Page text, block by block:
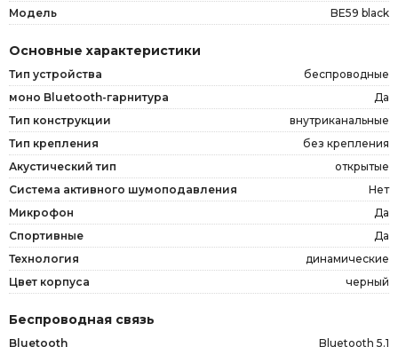
Модель
BE59 black
Основные характеристики
Тип устройства
беспроводные
моно Bluetooth-гарнитура
Да
Тип конструкции
внутриканальные
Тип крепления
без крепления
Акустический тип
открытые
Система активного шумоподавления
Нет
Микрофон
Да
Спортивные
Да
Технология
динамические
Цвет корпуса
черный
Беспроводная связь
Bluetooth
Bluetooth 5.1